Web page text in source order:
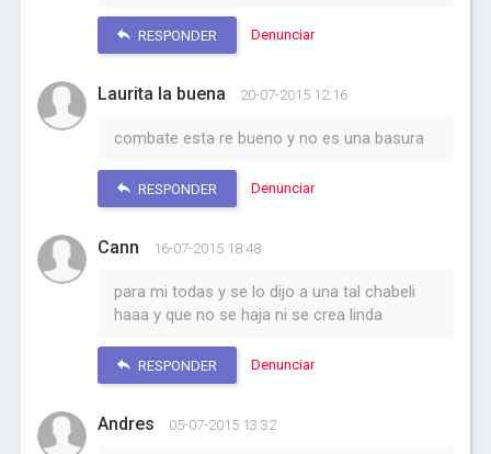
RESPONDER Denunciar
Laurita la buena 20-07-2015 12:16
combate esta re bueno y no es una basura
RESPONDER Denunciar
Cann 16-07-2015 18:48
para mi todas y se lo dijo a una tal chabeli
haaa y que no se haja ni se crea linda
RESPONDER Denunciar
Andres 05-07-2015 13:32